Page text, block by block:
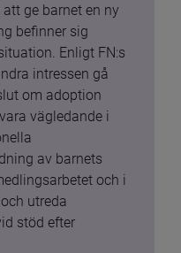
ge barnet en ny
befinner sig
Enligt FN:s
intressen gå
om adoption
vägledande i
av barnets
och i
utreda
stöd efter